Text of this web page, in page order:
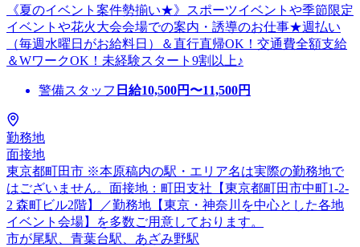
《夏のイベント案件勢揃い★》スポーツイベントや季節限定
イベントや花火大会会場での案内・誘導のお仕事★週払い
（毎週水曜日がお給料日）＆直行直帰OK！交通費全額支給
＆WワークOK！未経験スタート9割以上♪
警備スタッフ 日給10,500円〜11,500円
勤務地
面接地
東京都町田市 ※本原稿内の駅・エリア名は実際の勤務地で
はございません。面接地：町田支社【東京都町田市中町1-2-
2 森町ビル2階】／勤務地【東京・神奈川を中心とした各地
イベント会場】を多数ご用意しております。
市が尾駅、青葉台駅、あざみ野駅